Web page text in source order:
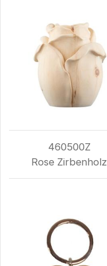
460500Z
Rose Zirbenholz